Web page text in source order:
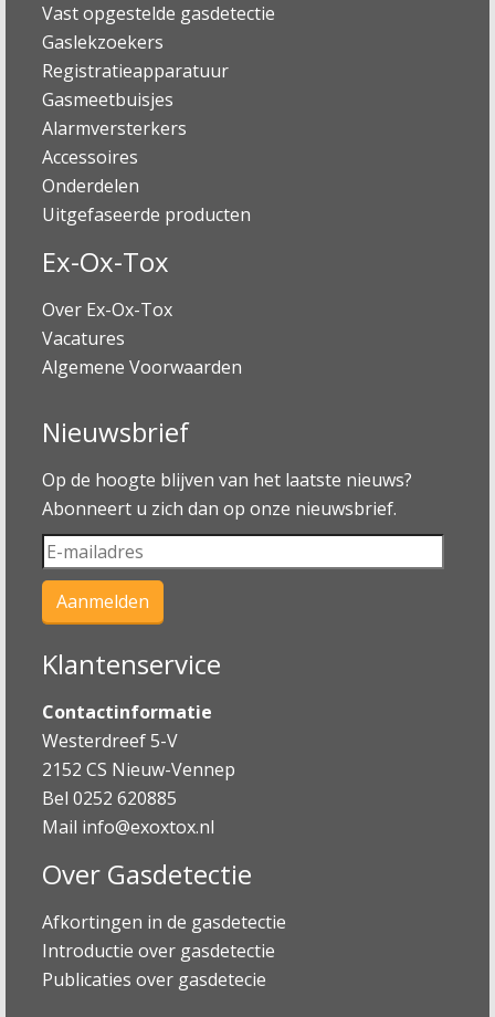
Vast opgestelde gasdetectie
Gaslekzoekers
Registratieapparatuur
Gasmeetbuisjes
Alarmversterkers
Accessoires
Onderdelen
Uitgefaseerde producten
Ex-Ox-Tox
Over Ex-Ox-Tox
Vacatures
Algemene Voorwaarden
Nieuwsbrief
Op de hoogte blijven van het laatste nieuws?
Abonneert u zich dan op onze nieuwsbrief.
Klantenservice
Contactinformatie
Westerdreef 5-V
2152 CS Nieuw-Vennep
Bel 0252 620885
Mail info@exoxtox.nl
Over Gasdetectie
Afkortingen in de gasdetectie
Introductie over gasdetectie
Publicaties over gasdetecie